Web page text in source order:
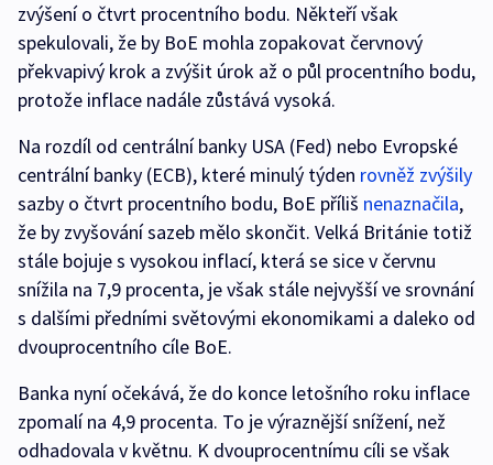
zvýšení o čtvrt procentního bodu. Někteří však
spekulovali, že by BoE mohla zopakovat červnový
překvapivý krok a zvýšit úrok až o půl procentního bodu,
protože inflace nadále zůstává vysoká.
Na rozdíl od centrální banky USA (Fed) nebo Evropské
centrální banky (ECB), které minulý týden rovněž zvýšily
sazby o čtvrt procentního bodu, BoE příliš nenaznačila,
že by zvyšování sazeb mělo skončit. Velká Británie totiž
stále bojuje s vysokou inflací, která se sice v červnu
snížila na 7,9 procenta, je však stále nejvyšší ve srovnání
s dalšími předními světovými ekonomikami a daleko od
dvouprocentního cíle BoE.
Banka nyní očekává, že do konce letošního roku inflace
zpomalí na 4,9 procenta. To je výraznější snížení, než
odhadovala v květnu. K dvouprocentnímu cíli se však